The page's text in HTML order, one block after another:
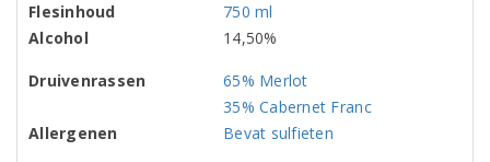
Flesinhoud
750 ml
Alcohol
14,50%
Druivenrassen
65% Merlot
35% Cabernet Franc
Allergenen
Bevat sulfieten